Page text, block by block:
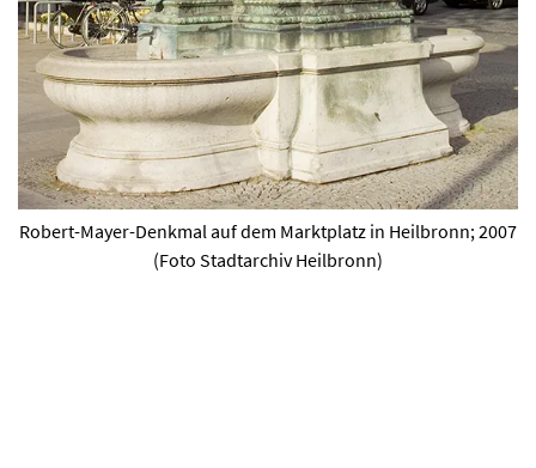
Robert-Mayer-Denkmal auf dem Marktplatz in Heilbronn; 2007
(Foto Stadtarchiv Heilbronn)